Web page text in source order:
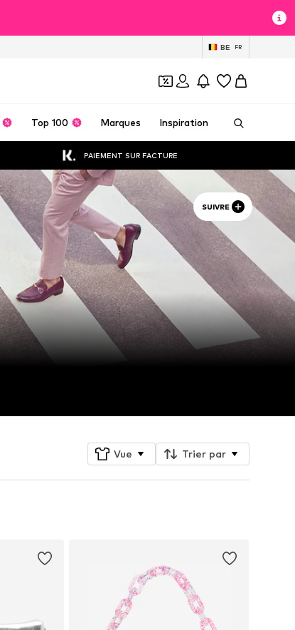
BE FR
Top 100 Marques Inspiration
PAIEMENT SUR FACTURE
SUIVRE
Vue Trier par